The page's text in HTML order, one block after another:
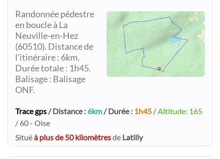
Randonnée pédestre
en boucle à La
Neuville-en-Hez
(60510). Distance de
l'itinéraire : 6km.
Durée totale : 1h45.
Balisage : Balisage
ONF.
Trace gps/ Distance : 6km/ Durée : 1h45 /Altitude: 165
/ 60 - Oise
Situéà plus de 50 kilomètresde Latilly